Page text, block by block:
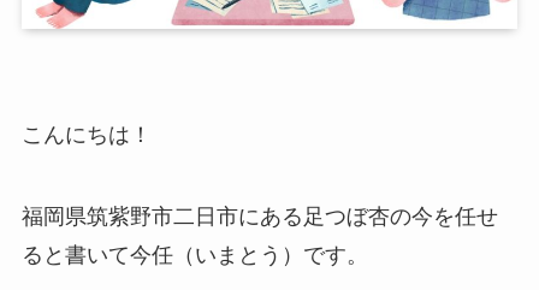
こんにちは！
福岡県筑紫野市二日市にある足つぼ杏の今を任せ
ると書いて今任（いまとう）です。